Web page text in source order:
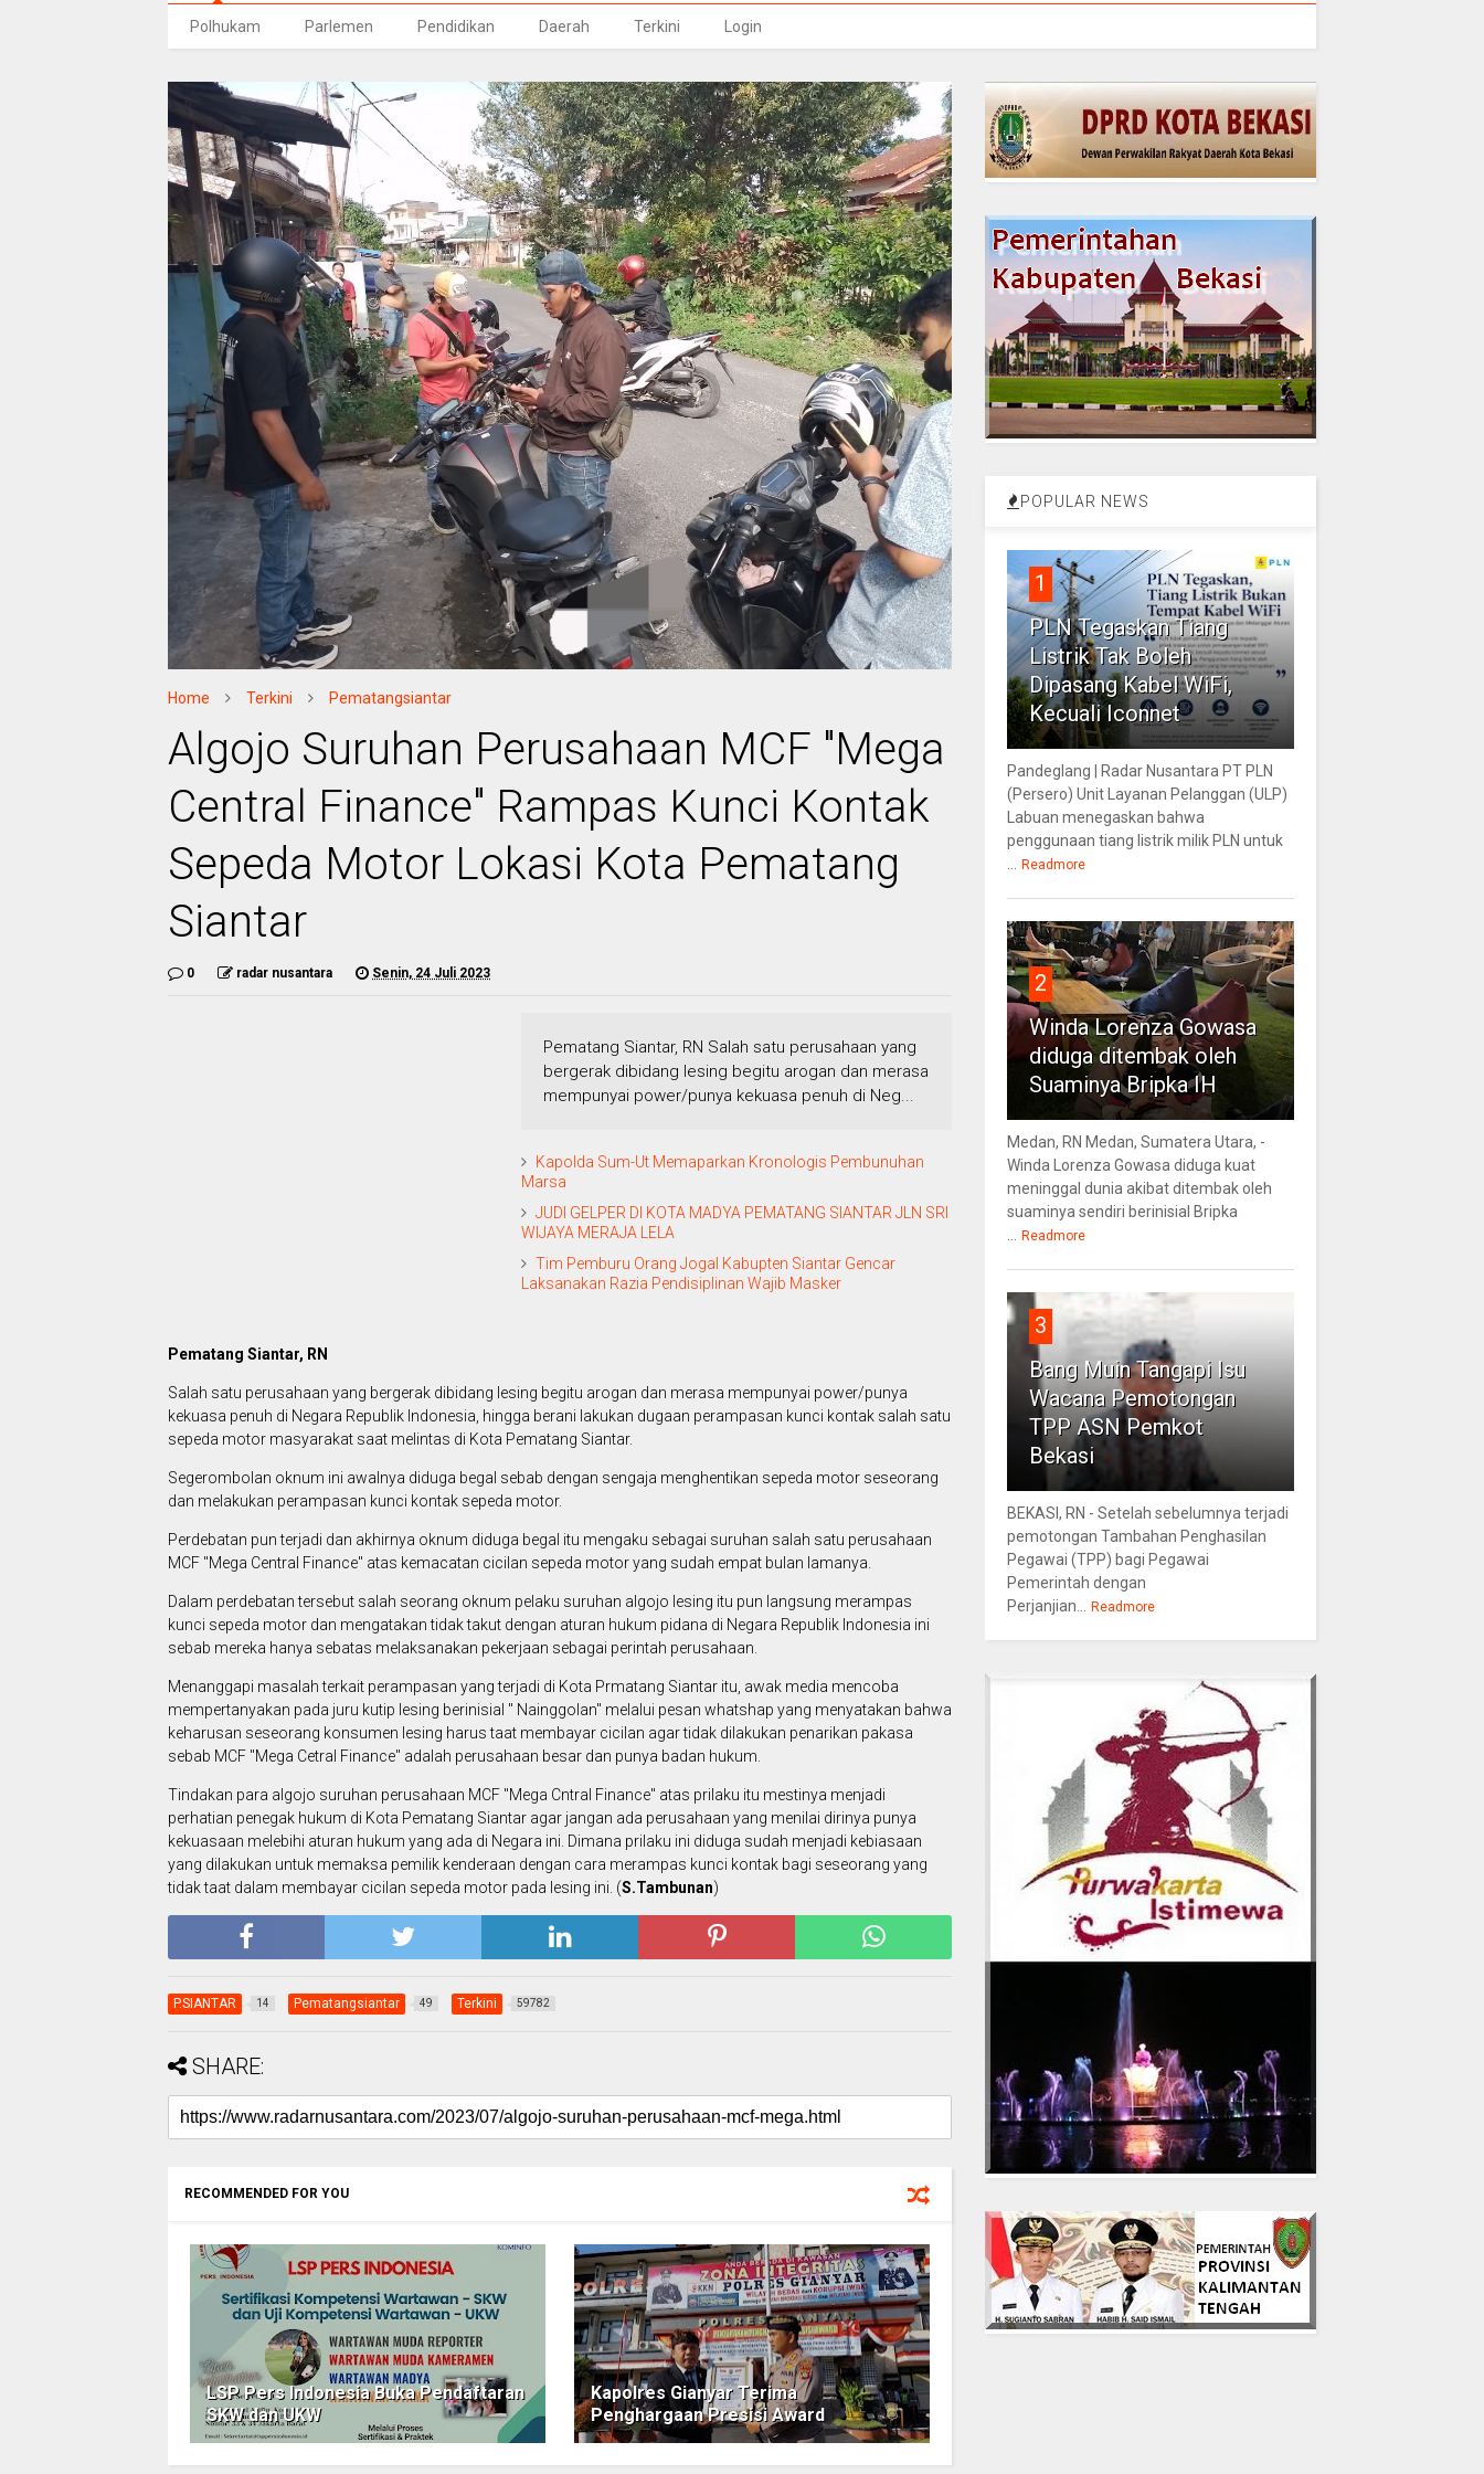
Polhukam Parlemen Pendidikan Daerah Terkini Login
Home Terkini Pematangsiantar
Algojo Suruhan Perusahaan MCF "Mega
Central Finance" Rampas Kunci Kontak
Sepeda Motor Lokasi Kota Pematang
Siantar
0 radar nusantara Senin, 24 Juli 2023
Pematang Siantar, RN Salah satu perusahaan yang
bergerak dibidang lesing begitu arogan dan merasa
mempunyai power/punya kekuasa penuh di Neg...
Kapolda Sum-Ut Memaparkan Kronologis Pembunuhan
Marsa
JUDI GELPER DI KOTA MADYA PEMATANG SIANTAR JLN SRI
WIJAYA MERAJA LELA
Tim Pemburu Orang Jogal Kabupten Siantar Gencar
Laksanakan Razia Pendisiplinan Wajib Masker
Pematang Siantar, RN
Salah satu perusahaan yang bergerak dibidang lesing begitu arogan dan merasa mempunyai power/punya
kekuasa penuh di Negara Republik Indonesia, hingga berani lakukan dugaan perampasan kunci kontak salah satu
sepeda motor masyarakat saat melintas di Kota Pematang Siantar.
Segerombolan oknum ini awalnya diduga begal sebab dengan sengaja menghentikan sepeda motor seseorang
dan melakukan perampasan kunci kontak sepeda motor.
Perdebatan pun terjadi dan akhirnya oknum diduga begal itu mengaku sebagai suruhan salah satu perusahaan
MCF "Mega Central Finance" atas kemacatan cicilan sepeda motor yang sudah empat bulan lamanya.
Dalam perdebatan tersebut salah seorang oknum pelaku suruhan algojo lesing itu pun langsung merampas
kunci sepeda motor dan mengatakan tidak takut dengan aturan hukum pidana di Negara Republik Indonesia ini
sebab mereka hanya sebatas melaksanakan pekerjaan sebagai perintah perusahaan.
Menanggapi masalah terkait perampasan yang terjadi di Kota Prmatang Siantar itu, awak media mencoba
mempertanyakan pada juru kutip lesing berinisial " Nainggolan" melalui pesan whatshap yang menyatakan bahwa
keharusan seseorang konsumen lesing harus taat membayar cicilan agar tidak dilakukan penarikan pakasa
sebab MCF "Mega Cetral Finance" adalah perusahaan besar dan punya badan hukum.
Tindakan para algojo suruhan perusahaan MCF "Mega Cntral Finance" atas prilaku itu mestinya menjadi
perhatian penegak hukum di Kota Pematang Siantar agar jangan ada perusahaan yang menilai dirinya punya
kekuasaan melebihi aturan hukum yang ada di Negara ini. Dimana prilaku ini diduga sudah menjadi kebiasaan
yang dilakukan untuk memaksa pemilik kenderaan dengan cara merampas kunci kontak bagi seseorang yang
tidak taat dalam membayar cicilan sepeda motor pada lesing ini. (S.Tambunan)
P.SIANTAR 14 Pematangsiantar 49 Terkini 59782
SHARE:
RECOMMENDED FOR YOU
LSP Pers Indonesia Buka Pendaftaran
SKW dan UKW
Kapolres Gianyar Terima
Penghargaan Presisi Award
POPULAR NEWS
1
PLN Tegaskan Tiang
Listrik Tak Boleh
Dipasang Kabel WiFi,
Kecuali Iconnet
Pandeglang | Radar Nusantara PT PLN
(Persero) Unit Layanan Pelanggan (ULP)
Labuan menegaskan bahwa
penggunaan tiang listrik milik PLN untuk
Readmore
2
Winda Lorenza Gowasa
diduga ditembak oleh
Suaminya Bripka IH
Medan, RN Medan, Sumatera Utara, -
Winda Lorenza Gowasa diduga kuat
meninggal dunia akibat ditembak oleh
suaminya sendiri berinisial Bripka
Readmore
3
Bang Muin Tangapi Isu
Wacana Pemotongan
TPP ASN Pemkot
Bekasi
BEKASI, RN - Setelah sebelumnya terjadi
pemotongan Tambahan Penghasilan
Pegawai (TPP) bagi Pegawai
Pemerintah dengan
Perjanjian...
Readmore